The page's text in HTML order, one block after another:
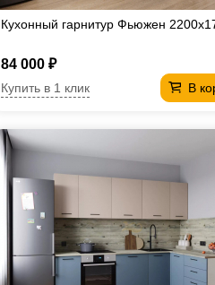
Кухонный гарнитур Фьюжен
84 000 ₽
В
Купить в 1 клик